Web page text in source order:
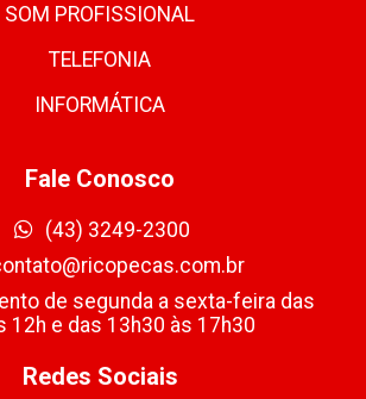
SOM PROFISSIONAL
TELEFONIA
INFORMÁTICA
Fale Conosco
(43) 3249-2300
de segunda a sexta-feira das
12h e das 13h30 às 17h30
Redes Sociais